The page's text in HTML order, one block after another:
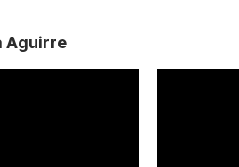
Aguirre